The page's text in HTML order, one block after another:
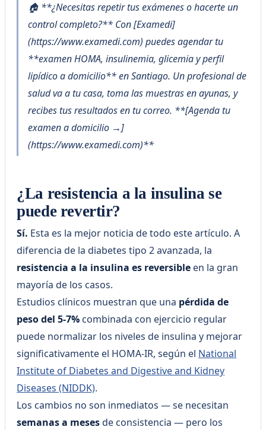
🏠 **¿Necesitas repetir tus exámenes o hacerte un
control completo?** Con [Examedi]
(https://www.examedi.com) puedes agendar tu
**examen HOMA, insulinemia, glicemia y perfil
lipídico a domicilio** en Santiago. Un profesional de
salud va a tu casa, toma las muestras en ayunas, y
recibes tus resultados en tu correo. **[Agenda tu
examen a domicilio →]
(https://www.examedi.com)**
¿La resistencia a la insulina se
puede revertir?
Sí. Esta es la mejor noticia de todo este artículo. A
diferencia de la diabetes tipo 2 avanzada, la
resistencia a la insulina es reversible en la gran
mayoría de los casos.
Estudios clínicos muestran que una pérdida de
peso del 5-7% combinada con ejercicio regular
puede normalizar los niveles de insulina y mejorar
significativamente el HOMA-IR, según el National
Institute of Diabetes and Digestive and Kidney
Diseases (NIDDK).
Los cambios no son inmediatos — se necesitan
semanas a mesesde consistencia — pero los